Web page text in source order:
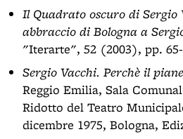
Il Quadrato oscuro di Sergio
abbraccio di Bologna a
"Iterarte", 52 (2003), pp.
Sergio Vacchi. Perchè il
Reggio Emilia, Sala
Ridotto del Teatro
dicembre 1975, Bologna,